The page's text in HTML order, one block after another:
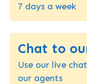
7 days a week
Chat to
Use our live
our agents